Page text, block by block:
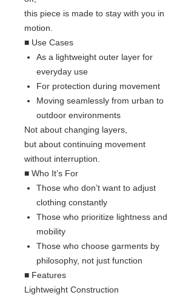
this piece is made to stay with you in
motion.
■ Use Cases
As a lightweight outer layer for
everyday use
For protection during movement
Moving seamlessly from urban to
outdoor environments
Not about changing layers,
but about continuing movement
without interruption.
■ Who It’s For
Those who don’t want to adjust
clothing constantly
Those who prioritize lightness and
mobility
Those who choose garments by
philosophy, not just function
■ Features
Lightweight Construction